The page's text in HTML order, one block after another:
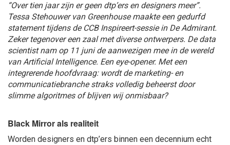
“Over tien jaar zijn er geen dtp’ers en designers meer”.
Tessa Stehouwer van Greenhouse maakte een gedurfd
statement tijdens de CCB Inspireert-sessie in De Admirant.
Zeker tegenover een zaal met diverse ontwerpers. De data
scientist nam op 11 juni de aanwezigen mee in de wereld
van Artificial Intelligence. Een eye-opener. Met een
integrerende hoofdvraag: wordt de marketing- en
communicatiebranche straks volledig beheerst door
slimme algoritmes of blijven wij onmisbaar?
Black Mirror als realiteit
Worden designers en dtp’ers binnen een decennium echt